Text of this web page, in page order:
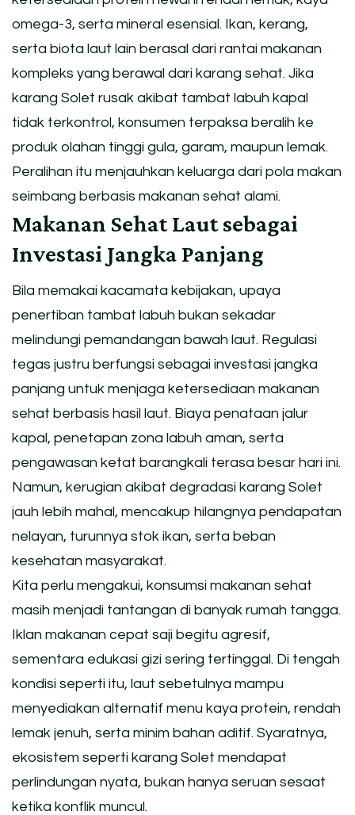
omega-3, serta mineral esensial. Ikan, kerang,
serta biota laut lain berasal dari rantai makanan
kompleks yang berawal dari karang sehat. Jika
karang Solet rusak akibat tambat labuh kapal
tidak terkontrol, konsumen terpaksa beralih ke
produk olahan tinggi gula, garam, maupun lemak.
Peralihan itu menjauhkan keluarga dari pola makan
seimbang berbasis makanan sehat alami.
Makanan Sehat Laut sebagai
Investasi Jangka Panjang
Bila memakai kacamata kebijakan, upaya
penertiban tambat labuh bukan sekadar
melindungi pemandangan bawah laut. Regulasi
tegas justru berfungsi sebagai investasi jangka
panjang untuk menjaga ketersediaan makanan
sehat berbasis hasil laut. Biaya penataan jalur
kapal, penetapan zona labuh aman, serta
pengawasan ketat barangkali terasa besar hari ini.
Namun, kerugian akibat degradasi karang Solet
jauh lebih mahal, mencakup hilangnya pendapatan
nelayan, turunnya stok ikan, serta beban
kesehatan masyarakat.
Kita perlu mengakui, konsumsi makanan sehat
masih menjadi tantangan di banyak rumah tangga.
Iklan makanan cepat saji begitu agresif,
sementara edukasi gizi sering tertinggal. Di tengah
kondisi seperti itu, laut sebetulnya mampu
menyediakan alternatif menu kaya protein, rendah
lemak jenuh, serta minim bahan aditif. Syaratnya,
ekosistem seperti karang Solet mendapat
perlindungan nyata, bukan hanya seruan sesaat
ketika konflik muncul.